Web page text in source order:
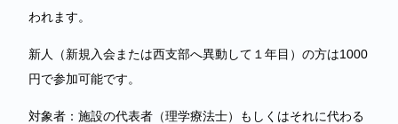
われます。
新人（新規入会または西支部へ異動して１年目）の方は1000
円で参加可能です。
対象者：施設の代表者（理学療法士）もしくはそれに代わる